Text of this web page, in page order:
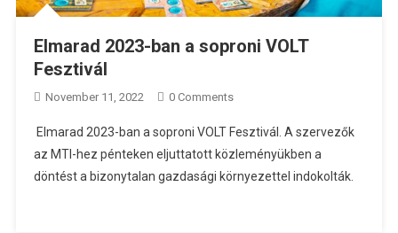
Elmarad 2023-ban a soproni VOLT
Fesztivál
November 11, 2022 0 Comments
Elmarad 2023-ban a soproni VOLT Fesztivál. A szervezők
az MTI-hez pénteken eljuttatott közleményükben a
döntést a bizonytalan gazdasági környezettel indokolták.